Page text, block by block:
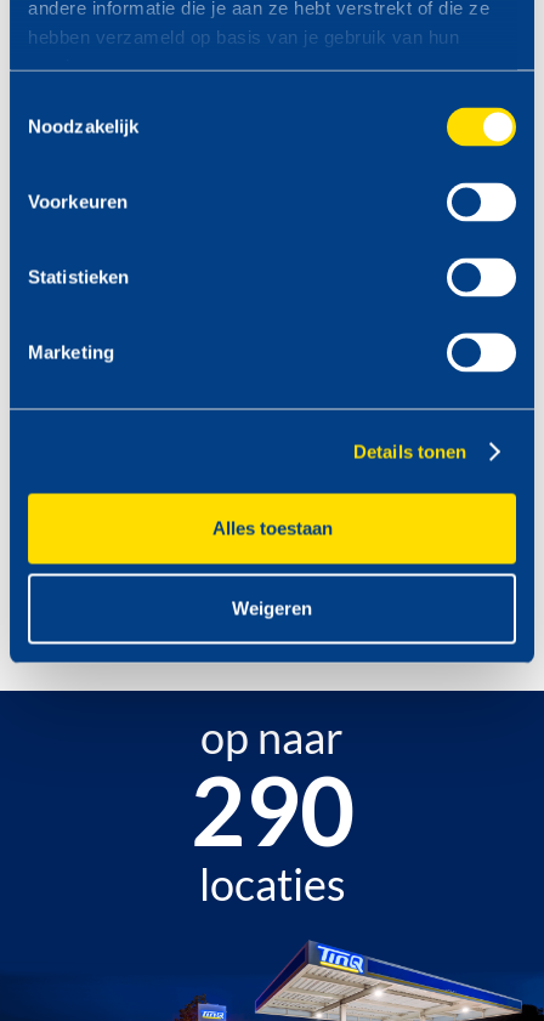
andere informatie die je aan ze hebt verstrekt of die ze
hebben verzameld op basis van je gebruik van hun
services.
Noodzakelijk
Voorkeuren
Statistieken
Marketing
Details tonen
Alles toestaan
Weigeren
op naar
341
locaties